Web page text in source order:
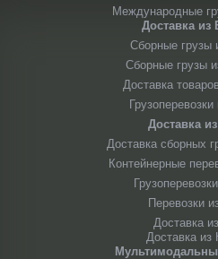
Международные
Доставка из
Сборные грузы
Сборные грузы
Доставка
Доставка
Доставка сборных
Контейнерные
Перевозки
Доставка
Доставка из